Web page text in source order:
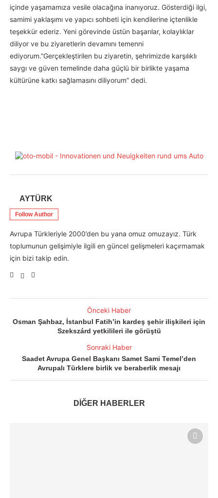
içinde yaşamamıza vesile olacağına inanıyoruz. Gösterdiği ilgi,
samimi yaklaşımı ve yapıcı sohbeti için kendilerine içtenlikle
teşekkür ederiz. Yeni görevinde üstün başarılar, kolaylıklar
diliyor ve bu ziyaretlerin devamını temenni
ediyorum.”Gerçekleştirilen bu ziyaretin, şehrimizde karşılıklı
saygı ve güven temelinde daha güçlü bir birlikte yaşama
kültürüne katkı sağlamasını diliyorum” dedi.
AYTÜRK
Follow Author
Avrupa Türkleriyle 2000’den bu yana omuz omuzayız. Türk
toplumunun gelişimiyle ilgili en güncel gelişmeleri kaçırmamak
için bizi takip edin.
Önceki Haber
Osman Şahbaz, İstanbul Fatih’in kardeş şehir ilişkileri için
Szekszárd yetkilileri ile görüştü
Sonraki Haber
Saadet Avrupa Genel Başkanı Samet Sami Temel’den
Avrupalı Türklere birlik ve beraberlik mesajı
DİĞER HABERLER